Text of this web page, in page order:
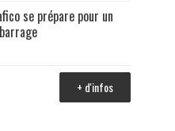
se prépare pour un
+ d'infos